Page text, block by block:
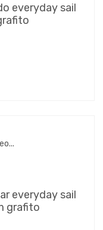
everyday sail
everyday sail
grafito